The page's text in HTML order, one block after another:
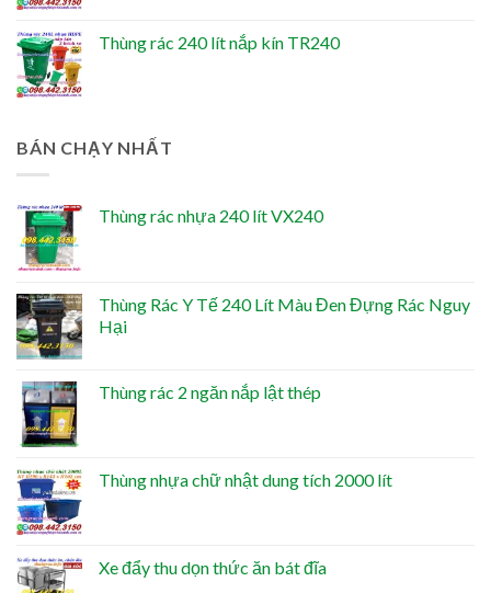
Thùng rác 240 lít nắp kín TR240
BÁN CHẠY NHẤT
Thùng rác nhựa 240 lít VX240
Thùng Rác Y Tế 240 Lít Màu Đen Đựng Rác Nguy
Hại
Thùng rác 2 ngăn nắp lật thép
Thùng nhựa chữ nhật dung tích 2000 lít
Xe đẩy thu dọn thức ăn bát đĩa